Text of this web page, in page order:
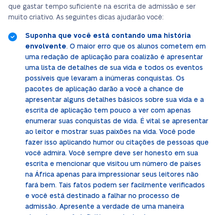
que gastar tempo suficiente na escrita de admissão e ser
muito criativo. As seguintes dicas ajudarão você:
Suponha que você está contando uma história
envolvente. O maior erro que os alunos cometem em
uma redação de aplicação para coalizão é apresentar
uma lista de detalhes de sua vida e todos os eventos
possíveis que levaram a inúmeras conquistas. Os
pacotes de aplicação darão a você a chance de
apresentar alguns detalhes básicos sobre sua vida e a
escrita de aplicação tem pouco a ver com apenas
enumerar suas conquistas de vida. É vital se apresentar
ao leitor e mostrar suas paixões na vida. Você pode
fazer isso aplicando humor ou citações de pessoas que
você admira. Você sempre deve ser honesto em sua
escrita e mencionar que visitou um número de países
na África apenas para impressionar seus leitores não
fará bem. Tais fatos podem ser facilmente verificados
e você está destinado a falhar no processo de
admissão. Apresente a verdade de uma maneira